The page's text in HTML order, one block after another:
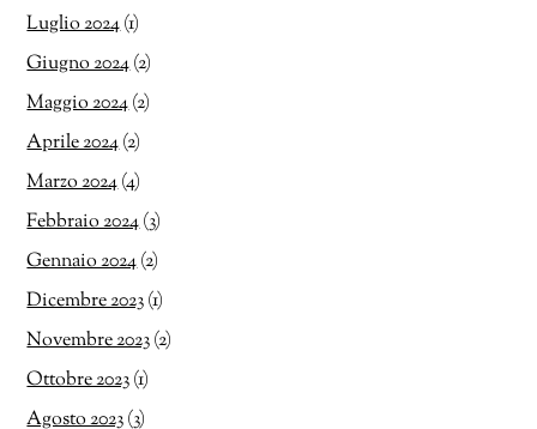
Luglio 2024(1)
Giugno 2024(2)
Maggio 2024(2)
Aprile 2024(2)
Marzo 2024(4)
Febbraio 2024(3)
Gennaio 2024(2)
Dicembre 2023(1)
Novembre 2023(2)
Ottobre 2023(1)
Agosto 2023(3)